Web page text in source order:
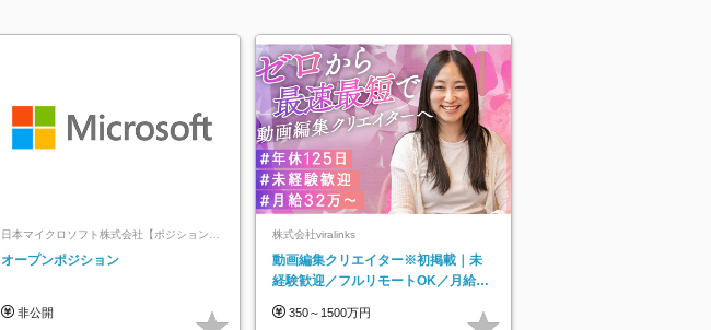
日本マイクロソフト株式会社【ポジションマ
ッチ登録】
オープンポジション
非公開
株式会社viralinks
動画編集クリエイター※初掲載｜未
経験歓迎／フルリモートOK／月給32
350～1500万円